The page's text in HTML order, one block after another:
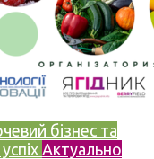
бізнес та
Актуально